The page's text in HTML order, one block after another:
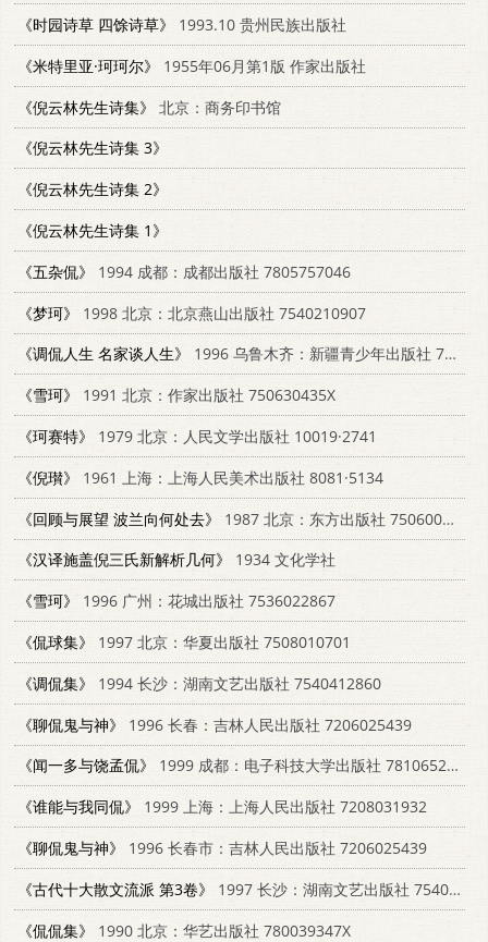
《时园诗草 四馀诗草》
1993.10 贵州民族出版社
《米特里亚·珂珂尔》
1955年06月第1版 作家出版社
《倪云林先生诗集》
北京：商务印书馆
《倪云林先生诗集 3》
《倪云林先生诗集 2》
《倪云林先生诗集 1》
《五杂侃》
1994 成都：成都出版社 7805757046
《梦珂》
1998 北京：北京燕山出版社 7540210907
《调侃人生 名家谈人生》
1996 乌鲁木齐：新疆青少年出版社 7537122059
《雪珂》
1991 北京：作家出版社 750630435X
《珂赛特》
1979 北京：人民文学出版社 10019·2741
《倪瓉》
1961 上海：上海人民美术出版社 8081·5134
《回顾与展望 波兰向何处去》
1987 北京：东方出版社 7506000253
《汉译施盖倪三氏新解析几何》
1934 文化学社
《雪珂》
1996 广州：花城出版社 7536022867
《侃球集》
1997 北京：华夏出版社 7508010701
《调侃集》
1994 长沙：湖南文艺出版社 7540412860
《聊侃鬼与神》
1996 长春：吉林人民出版社 7206025439
《闻一多与饶孟侃》
1999 成都：电子科技大学出版社 7810652206
《谁能与我同侃》
1999 上海：上海人民出版社 7208031932
《聊侃鬼与神》
1996 长春市：吉林人民出版社 7206025439
《古代十大散文流派 第3卷》
1997 长沙：湖南文艺出版社 7540417102
《侃侃集》
1990 北京：华艺出版社 780039347X